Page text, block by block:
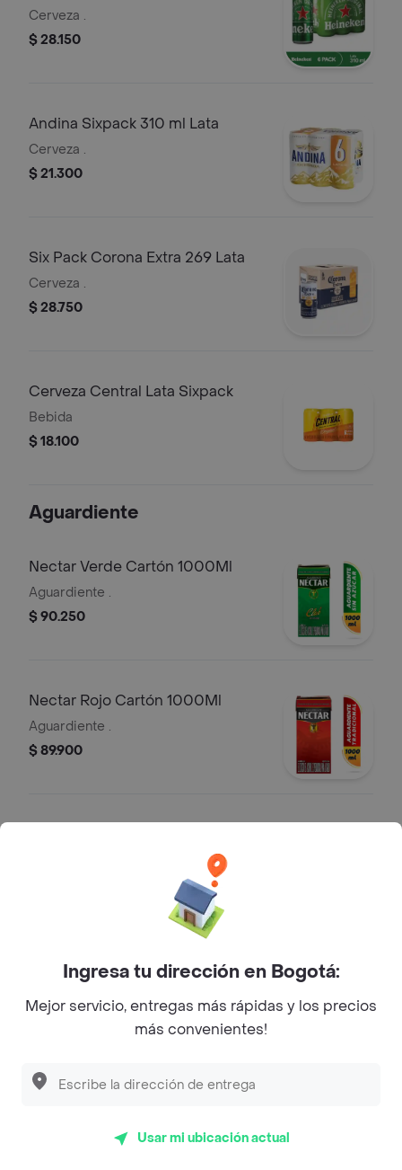
Cerveza .
$ 28.150
Andina Sixpack 310 ml Lata
Cerveza .
$ 21.300
Six Pack Corona Extra 269 Lata
Cerveza .
$ 28.750
Cerveza Central Lata Sixpack
Bebida
$ 18.100
Aguardiente
Nectar Verde Cartón 1000Ml
Aguardiente .
$ 90.250
Nectar Rojo Cartón 1000Ml
Aguardiente .
$ 89.900
Antioqueño Azul 750 ml Botella
$ 89.050
Ingresa tu dirección en Bogotá:
Mejor servicio, entregas más rápidas y los precios
más convenientes!
Usar mi ubicación actual